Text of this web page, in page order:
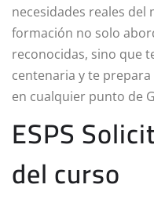
necesidades reales del
formación no solo
reconocidas, sino que
centenaria y te
en cualquier punto de
ESPS
del curso